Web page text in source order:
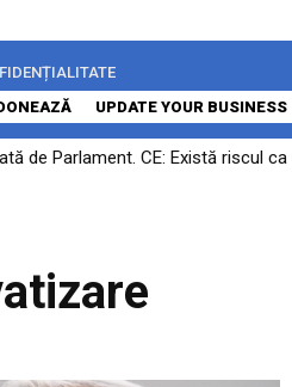
UPDATE YOUR BUSINESS
de Parlament. CE: Există riscul